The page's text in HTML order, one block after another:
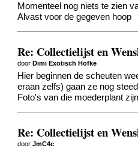
Momenteel nog niets te zien
Alvastvoor de gegeven hoop
Re: Collectielijst en
doorDimi Exotisch Hofke
Hier beginnen de scheuten
eraan zelfs) gaan ze nog
Foto's van die moederplant
Re: Collectielijst en
doorJmC4c